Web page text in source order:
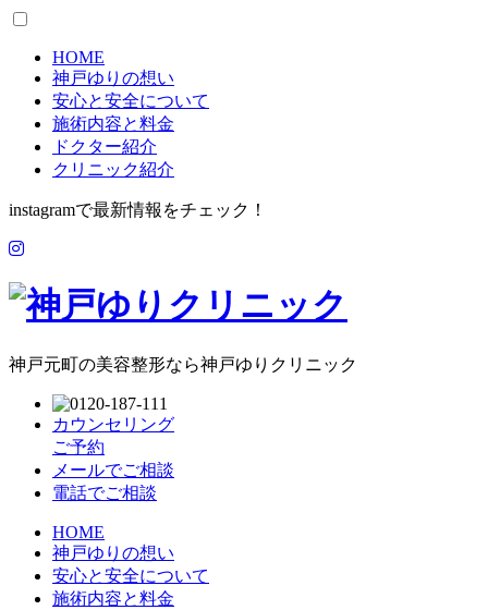
HOME
神戸ゆりの想い
安心と安全について
施術内容と料金
ドクター紹介
クリニック紹介
instagramで最新情報をチェック！
神戸元町の美容整形なら神戸ゆりクリニック
カウンセリング
ご予約
メールでご相談
電話でご相談
HOME
神戸ゆりの想い
安心と安全について
施術内容と料金